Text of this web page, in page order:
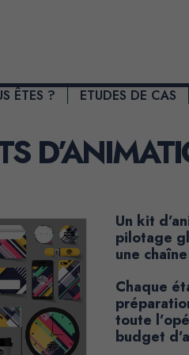
ÊTES ? ETUDES DE CAS
Un kit
pilotage
une
Chaque
toute
budget